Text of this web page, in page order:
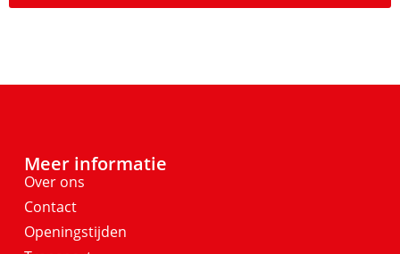
Meer informatie
Over ons
Contact
Openingstijden